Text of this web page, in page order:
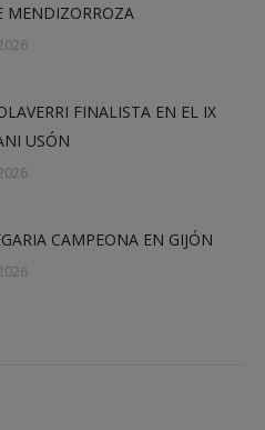
MENDIZORROZA
FINALISTA EN EL IX
USÓN
CAMPEONA EN GIJÓN